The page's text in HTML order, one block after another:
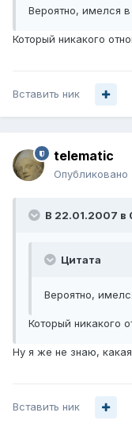
Вероятно, имелся
Который никакого
Вставить ник
telematic
Опубликовано
В 22.01.2007 в
Цитата
Вероятно,
Который никакого
Ну я же не знаю,
Вставить ник